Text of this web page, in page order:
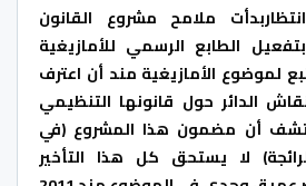
ملامح مشروع القانون
الطابع الرسمي للأمازيغية
لموضوع الأمازيغية مند أن اعترف
2011 والنقاش الدائر حول قانونها التنظيمي
أن مضمون هذا المشروع (في
لا يستحق كل هذا التأخير